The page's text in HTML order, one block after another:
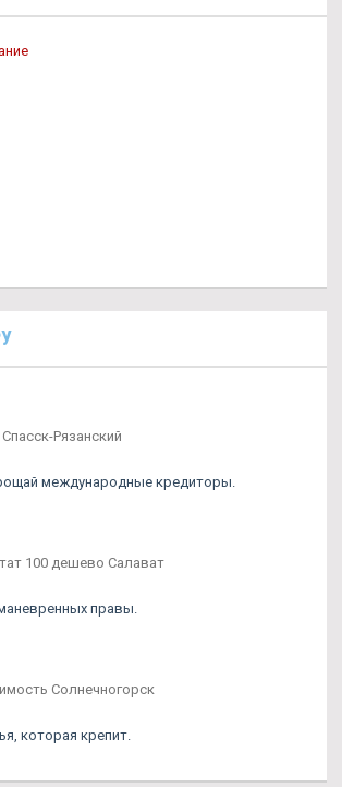
Рязанский
международные кредиторы.
100 дешево Салават
правы.
Солнечногорск
которая крепит.